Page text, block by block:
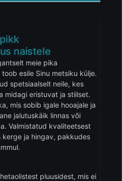
naistele
meie pika
esile Sinu metsiku külje.
spetsiaalselt neile, kes
midagi eristuvat ja stiilset.
mis sobib igale hooajale ja
jalutuskäik linnas või
Valmistatud kvaliteetsest
kerge ja hingav, pakkudes
pluusidest, mis ei